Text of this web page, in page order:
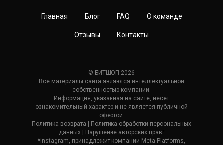
Главная Блог FAQ О команде
Отзывы Контакты
© БИТШОП 2026
Все материалы сайта являются интеллектуальной
собственностью компании.
Информация, указанная на сайте, несет
ознакомительный характер и не является публичной
офертой.
Политика возврата | Политика обработки персональных
данных | Нарушение авторских прав
*instagram, принадлежит компании Meta Platforms,